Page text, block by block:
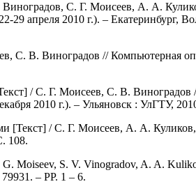
С. Г. Моисеев, А. А.
29 апреля 2010 г.). – Екатеринбург,
С. В. Виноградов // Компьютерная
/ С. Г. Моисеев, С. В. Виноградов
2010 г.). – Ульяновск : УлГТУ,
/ С. Г. Моисеев, А. А.
108.
Moiseev, S. V. Vinogradov, A. A.
– PP. 1 – 6.